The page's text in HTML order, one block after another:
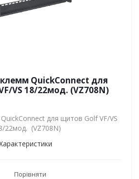
QuickConnect для
VS 18/22мод. (VZ708N)
для щитов Golf VF/VS
22мод. (VZ708N)
Порівняти